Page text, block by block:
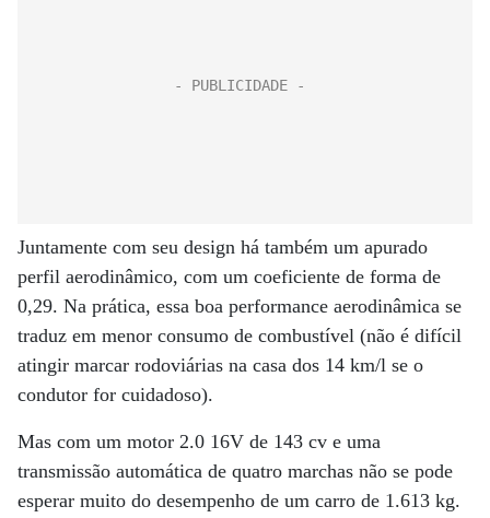
Juntamente com seu design há também um apurado
perfil aerodinâmico, com um coeficiente de forma de
0,29. Na prática, essa boa performance aerodinâmica se
traduz em menor consumo de combustível (não é difícil
atingir marcar rodoviárias na casa dos 14 km/l se o
condutor for cuidadoso).
Mas com um motor 2.0 16V de 143 cv e uma
transmissão automática de quatro marchas não se pode
esperar muito do desempenho de um carro de 1.613 kg.